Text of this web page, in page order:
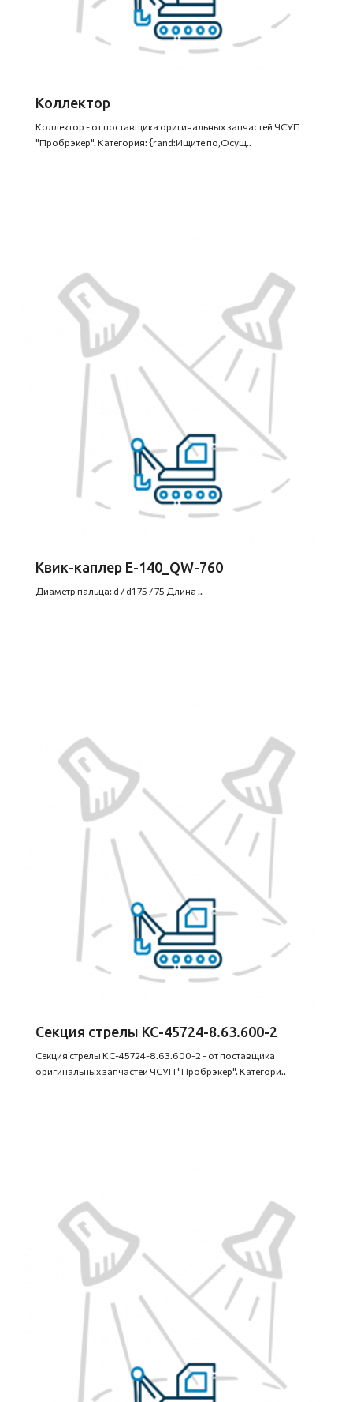
Коллектор
Коллектор - от поставщика оригинальных запчастей ЧСУП
"Пробрэкер". Категория: {rand:Ищите по,Осущ..
Квик-каплер E-140_QW-760
Диаметр пальца: d / d1 75 / 75 Длина ..
Секция стрелы КС-45724-8.63.600-2
Секция стрелы КС-45724-8.63.600-2 - от поставщика
оригинальных запчастей ЧСУП "Пробрэкер". Категори..